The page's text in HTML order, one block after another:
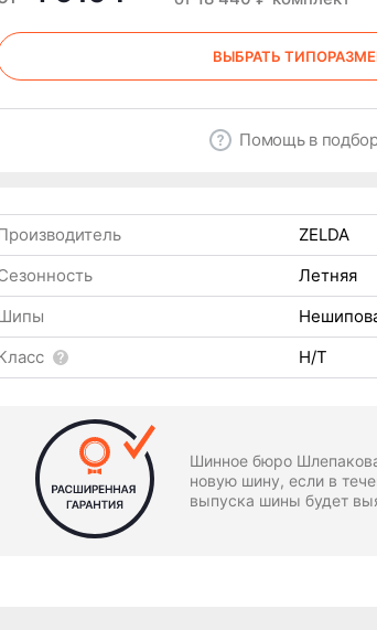
ВЫБРАТЬ
Помощь в
ZELDA
Летняя
H/T
Шинное бюро
новую шину, если в
выпуска шины будет